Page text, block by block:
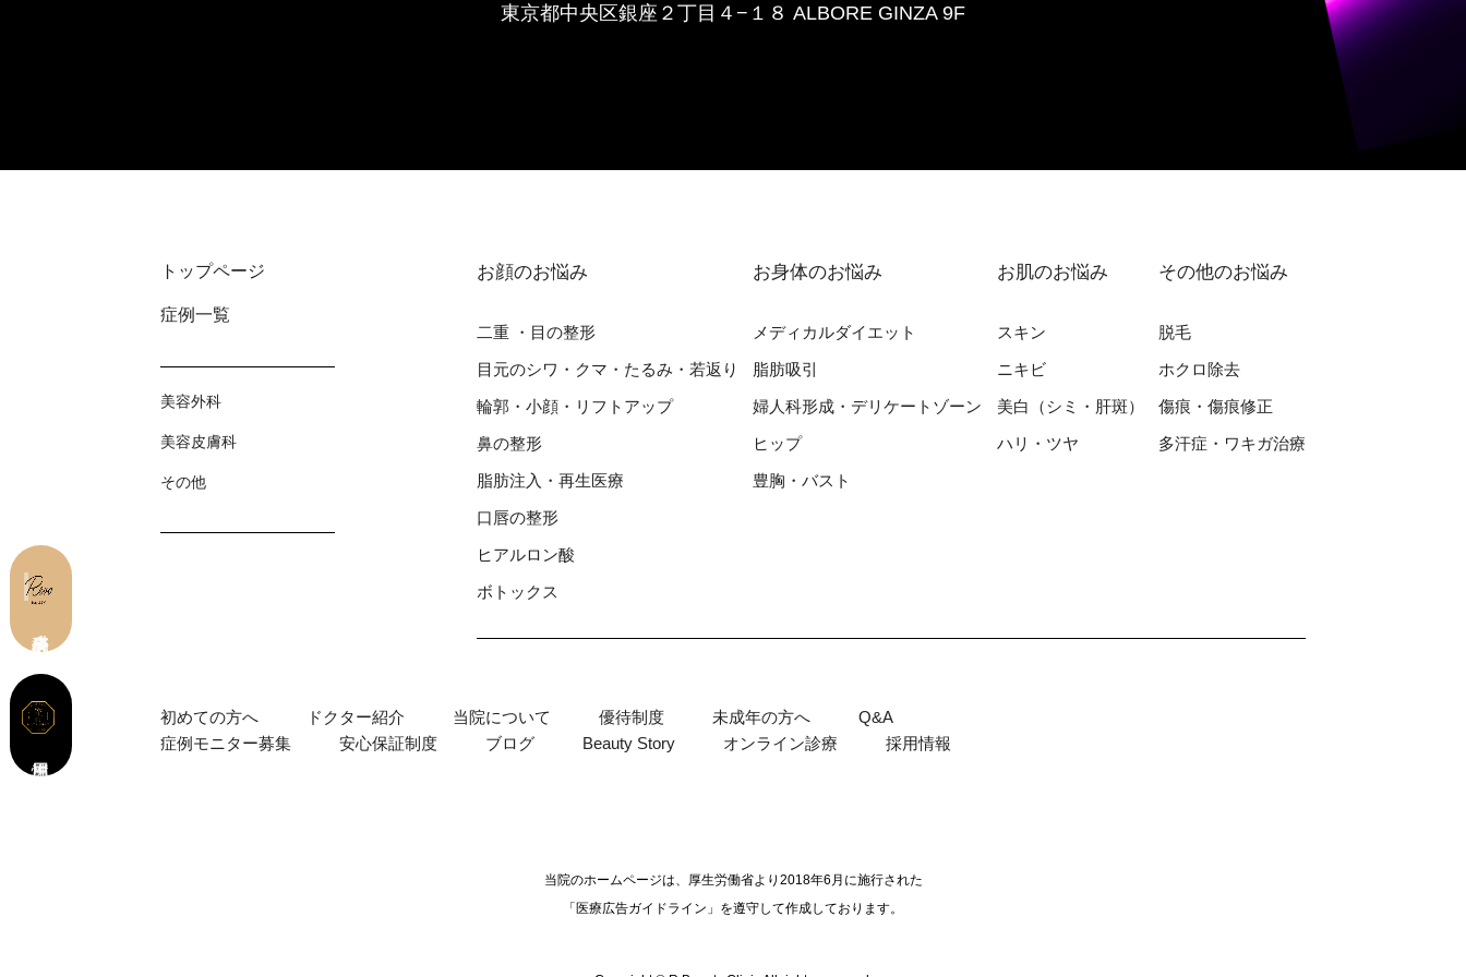
東京都中央区銀座２丁⽬４−１８ ALBORE GINZA 9F
トップページ
症例⼀覧
美容外科
美容⽪膚科
その他
お顔のお悩み
⼆重 ・⽬の整形
⽬元のシワ・クマ・たるみ・若返り
輪郭・⼩顔・リフトアップ
⿐の整形
脂肪注入・再生医療
⼝唇の整形
ヒアルロン酸
ボトックス
お⾝体のお悩み
メディカルダイエット
脂肪吸引
婦⼈科形成・デリケートゾーン
ヒップ
豊胸・バスト
お肌のお悩み
スキン
ニキビ
美⽩（シミ・肝斑）
ハリ・ツヤ
その他のお悩み
脱⽑
ホクロ除去
傷痕・傷痕修正
多汗症・ワキガ治療
初めての⽅へ ドクター紹介 当院について 優待制度 未成年の方へ
Q&A
症例モニター募集
安心保証制度 ブログ Beauty Story オンライン診療 採用情報
当院のホームページは、厚生労働省より2018年6月に施行された
「医療広告ガイドライン」を遵守して作成しております。